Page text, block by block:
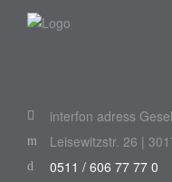
interfon adress
Leisewitzstr. 26 |
0511 / 606 77 77 0